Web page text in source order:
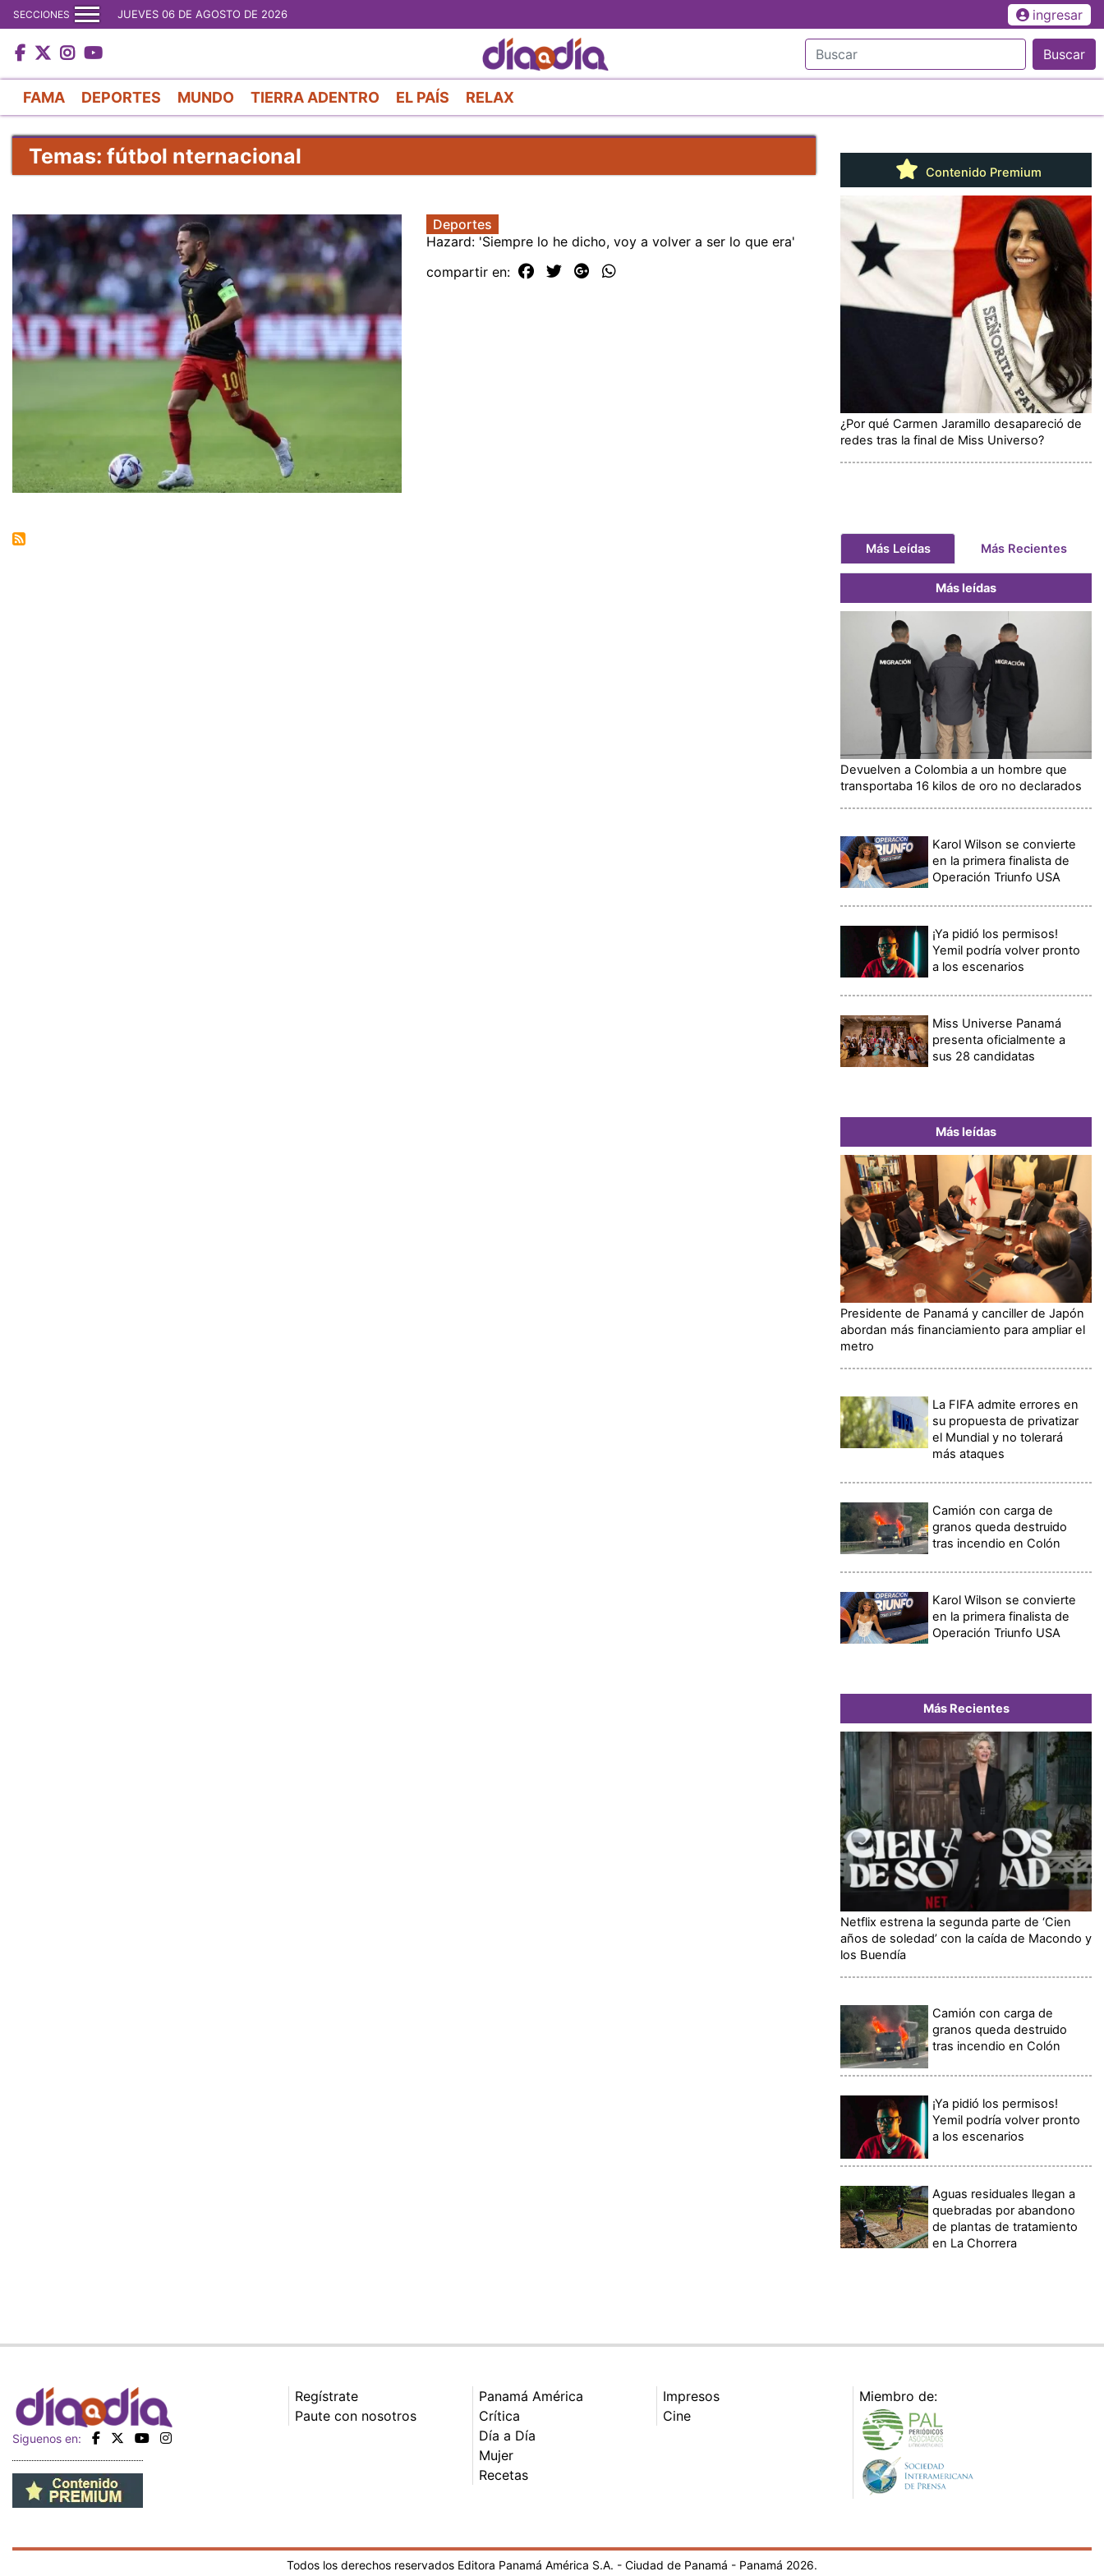
al
contenido
principal
SECCIONES JUEVES 06 DE AGOSTO DE 2026 ingresar
Buscar
FAMA DEPORTES MUNDO TIERRA ADENTRO EL PAÍS RELAX
Temas: fútbol nternacional
Deportes
Hazard: 'Siempre lo he dicho, voy a volver a ser lo que era'
compartir en:
Contenido Premium
¿Por qué Carmen Jaramillo desapareció de
redes tras la final de Miss Universo?
Más Leídas Más Recientes
Más leídas
Devuelven a Colombia a un hombre que
transportaba 16 kilos de oro no declarados
Karol Wilson se convierte
en la primera finalista de
Operación Triunfo USA
¡Ya pidió los permisos!
Yemil podría volver pronto
a los escenarios
Miss Universe Panamá
presenta oficialmente a
sus 28 candidatas
Más leídas
Presidente de Panamá y canciller de Japón
abordan más financiamiento para ampliar el
metro
La FIFA admite errores en
su propuesta de privatizar
el Mundial y no tolerará
más ataques
Camión con carga de
granos queda destruido
tras incendio en Colón
Karol Wilson se convierte
en la primera finalista de
Operación Triunfo USA
Más Recientes
Netflix estrena la segunda parte de ‘Cien
años de soledad’ con la caída de Macondo y
los Buendía
Camión con carga de
granos queda destruido
tras incendio en Colón
¡Ya pidió los permisos!
Yemil podría volver pronto
a los escenarios
Aguas residuales llegan a
quebradas por abandono
de plantas de tratamiento
en La Chorrera
Siguenos en:
Regístrate
Paute con nosotros
Panamá América
Crítica
Día a Día
Mujer
Recetas
Impresos
Cine
Miembro de:
Todos los derechos reservados Editora Panamá América S.A. - Ciudad de Panamá - Panamá 2026.